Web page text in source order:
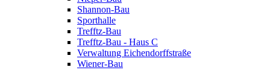
Shannon-Bau
Sporthalle
Trefftz-Bau
Trefftz-Bau - Haus C
Verwaltung Eichendorffstraße
Wiener-Bau